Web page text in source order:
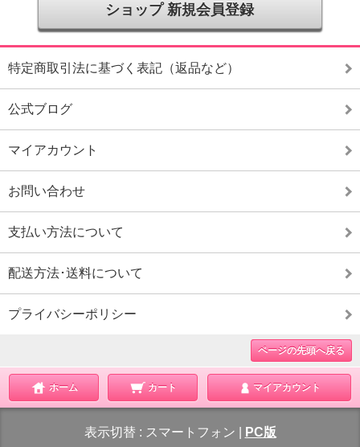
ショップ 新規会員登録
特定商取引法に基づく表記（返品など）
公式ブログ
マイアカウント
お問い合わせ
支払い方法について
配送方法･送料について
プライバシーポリシー
ページの先頭へ戻る
ホーム カート マイアカウント
表示切替 : スマートフォン PC版